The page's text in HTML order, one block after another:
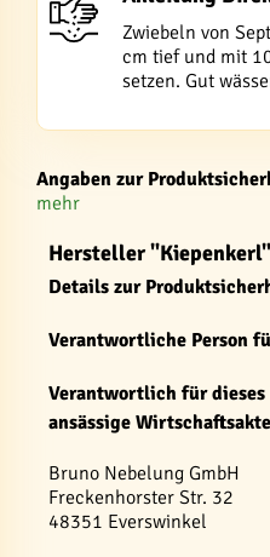
Zwiebeln von
cm tief und mit
setzen. Gut
Angaben zur
mehr
Hersteller "Kiepenkerl"
Details zur
Verantwortliche Person
Verantwortlich für
ansässige
Bruno Nebelung GmbH
Freckenhorster Str. 32
48351 Everswinkel